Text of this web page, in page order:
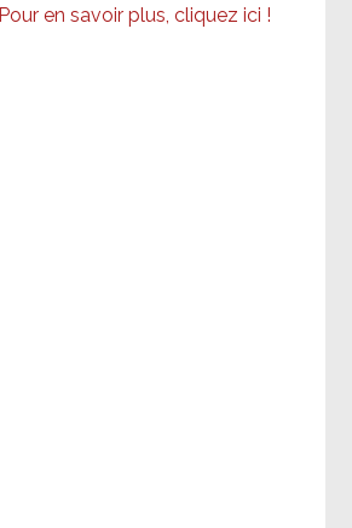
Pour en savoir plus, cliquez ici !